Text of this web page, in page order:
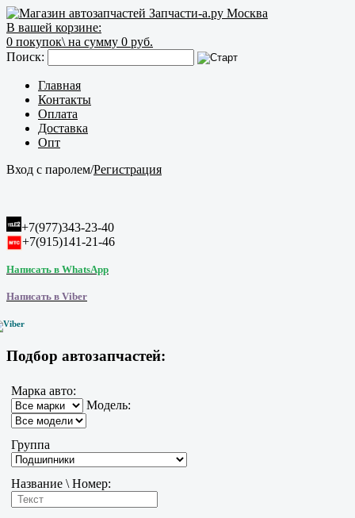
В вашей корзине:
0 покупок\ на сумму 0 руб.
Поиск:
Главная
Контакты
Оплата
Доставка
Опт
Вход с паролем/Регистрация
+7(977)343-23-40
+7(915)141-21-46
Написать в WhatsApp
Написать в Viber
Подбор автозапчастей:
Марка авто:
Модель:
Группа
Название \ Номер: